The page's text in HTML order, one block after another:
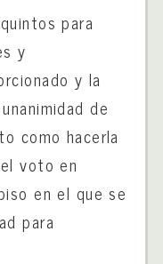
para
y
y la
de
como hacerla
voto en
en el que se
para